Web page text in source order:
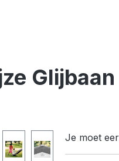
Glijbaan
Je moet